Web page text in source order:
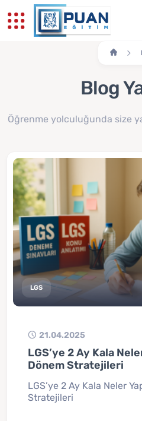
Blog
Öğrenme yolculuğunda size
LGS
21.04.2025
LGS’ye 2 Ay Kala
Dönem Stratejileri
LGS’ye 2 Ay Kala Neler
Stratejileri